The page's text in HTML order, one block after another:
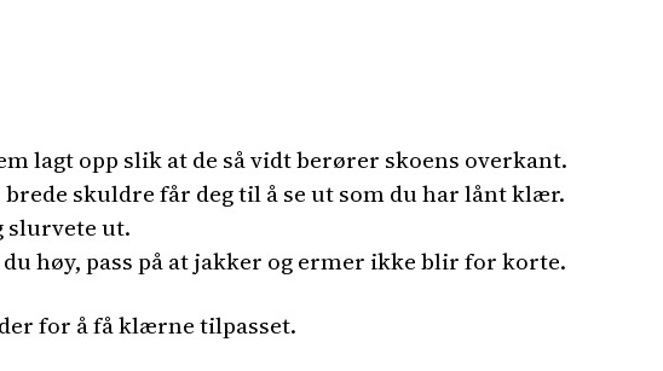
lagt opp slik at de så vidt berører skoens overkant.
skuldre får deg til å se ut som du har lånt klær.
slurvete ut.
høy, pass på at jakker og ermer ikke blir for korte.
for å få klærne tilpasset.